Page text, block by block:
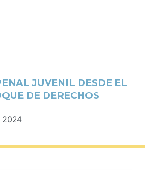
JUVENIL DESDE EL
DE DERECHOS
2024